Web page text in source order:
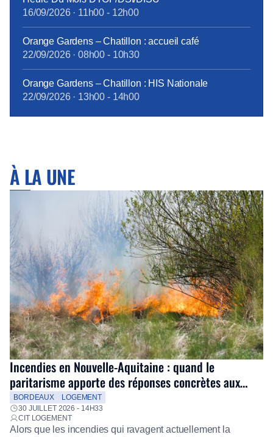
tous les personnels bénéficieront des mêmes
garanties.
tract_complémentaire_santé_octobre2017.pdf
16/09/2026· 11h00 - 12h00
Orange Gardens – Chatillon : accueil café
22/09/2026· 08h00 - 10h30
Orange Gardens – Chatillon : HIS Nationale
22/09/2026· 13h00 - 14h00
À LA UNE
Incendies en Nouvelle-Aquitaine : quand le
paritarisme apporte des réponses concrètes aux
salariés
BORDEAUX
LOGEMENT
30 JUILLET 2026 - 14H33
CIT LOGEMENT
Alors que les incendies qui ravagent actuellement la